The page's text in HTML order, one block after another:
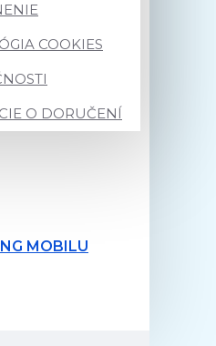
COOKIES
O DORUČENÍ
MOBILU